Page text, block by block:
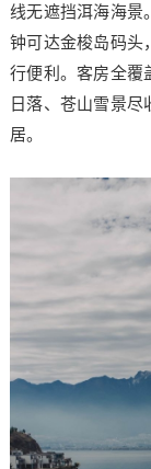
线无遮挡洱海海景
钟可达金梭岛码头
行便利。客房全覆
日落、苍山雪景
居。